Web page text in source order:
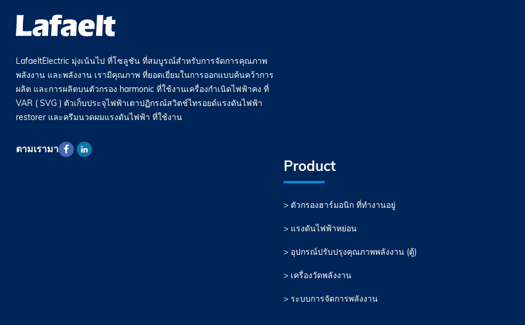
LafaeltElectric มุ่งเน้นไป ที่โซลูชัน ที่สมบูรณ์สำหรับการจัดการคุณภาพ
พลังงาน และพลังงาน เรามีคุณภาพ ที่ยอดเยี่ยมในการออกแบบค้นคว้าการ
ผลิต และการผลิตบนตัวกรอง harmonic ที่ใช้งานเครื่องกำเนิดไฟฟ้าคง ที่
VAR ( SVG ) ตัวเก็บประจุไฟฟ้าเตาปฏิกรณ์สวิตช์ไทรอยด์แรงดันไฟฟ้า
restorer และครีมนวดผมแรงดันไฟฟ้า ที่ใช้งาน
ตามเรามา
Product
> ตัวกรองฮาร์มอนิก ที่ทำงานอยู่
> แรงดันไฟฟ้าหย่อน
> อุปกรณ์ปรับปรุงคุณภาพพลังงาน (ตู้)
> เครื่องวัดพลังงาน
> ระบบการจัดการพลังงาน